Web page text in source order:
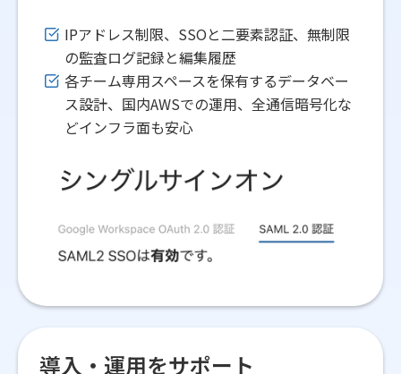
IPアドレス制限、SSOと二要素認証、無制限
の監査ログ記録と編集履歴
各チーム専用スペースを保有するデータベー
ス設計、国内AWSでの運用、全通信暗号化な
どインフラ面も安心
導入・運用をサポート